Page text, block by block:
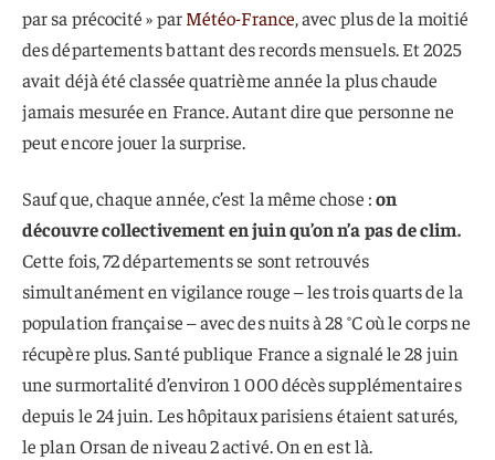
par sa précocité » parMétéo-France, avec plus de la moitié
des départements battant des records mensuels. Et 2025
avait déjà été classée quatrième année la plus chaude
jamais mesurée en France. Autant dire que personne ne
peut encore jouer la surprise.
Sauf que, chaque année, c’est la même chose :on
découvre collectivement en juin qu’on n’a pas de clim.
Cette fois, 72 départements se sont retrouvés
simultanément en vigilance rouge – les trois quarts de la
population française – avec des nuits à 28 °C où le corps ne
récupère plus. Santé publique France a signalé le 28 juin
une surmortalité d’environ 1 000 décès supplémentaires
depuis le 24 juin. Les hôpitaux parisiens étaient saturés,
le plan Orsan de niveau 2 activé. On en est là.